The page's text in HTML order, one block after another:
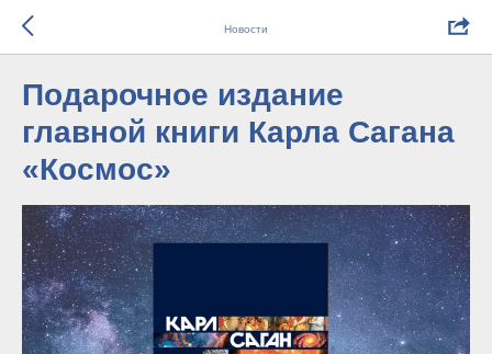
Новости
Подарочное издание
главной книги Карла Сагана
«Космос»